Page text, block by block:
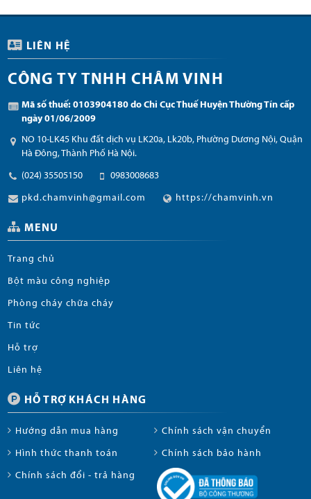
LIÊN HỆ
CÔNG TY TNHH CHÂM VINH
Mã số thuế: 0103904180 do Chi Cục Thuế Huyện Thường Tín cấp
ngày 01/06/2009
NO 10-LK45 Khu đất dịch vụ LK20a, Lk20b, Phường Dương Nội, Quận
Hà Đông, Thành Phố Hà Nội.
(024) 35505150 0983008683
pkd.chamvinh@gmail.com https://chamvinh.vn
MENU
Trang chủ
Bột màu công nghiệp
Phòng cháy chữa cháy
Tin tức
Hỗ trợ
Liên hệ
HỖ TRỢ KHÁCH HÀNG
Hướng dẫn mua hàng Chính sách vận chuyển
Hình thức thanh toán Chính sách bảo hành
Chính sách đổi - trả hàng